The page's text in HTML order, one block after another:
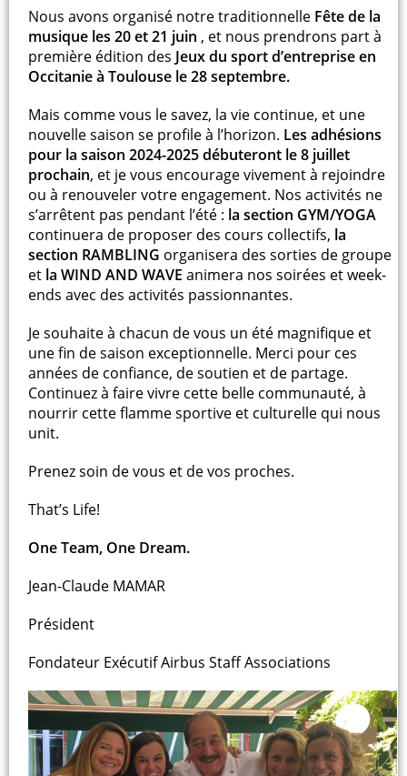
Nous avons organisé notre traditionnelle Fête de la
musique les 20 et 21 juin , et nous prendrons part à
première édition des Jeux du sport d’entreprise en
Occitanie à Toulouse le 28 septembre.
Mais comme vous le savez, la vie continue, et une
nouvelle saison se profile à l’horizon. Les adhésions
pour la saison 2024-2025 débuteront le 8 juillet
prochain, et je vous encourage vivement à rejoindre
ou à renouveler votre engagement. Nos activités ne
s’arrêtent pas pendant l’été : la section GYM/YOGA
continuera de proposer des cours collectifs, la
section RAMBLING organisera des sorties de groupe
et la WIND AND WAVE animera nos soirées et week-
ends avec des activités passionnantes.
Je souhaite à chacun de vous un été magnifique et
une fin de saison exceptionnelle. Merci pour ces
années de confiance, de soutien et de partage.
Continuez à faire vivre cette belle communauté, à
nourrir cette flamme sportive et culturelle qui nous
unit.
Prenez soin de vous et de vos proches.
That’s Life!
One Team, One Dream.
Jean-Claude MAMAR
Président
Fondateur Exécutif Airbus Staff Associations